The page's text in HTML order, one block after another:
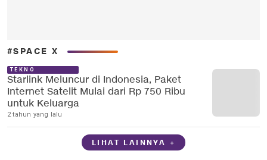
#SPACE X
TEKNO
Starlink Meluncur di Indonesia, Paket
Internet Satelit Mulai dari Rp 750 Ribu
untuk Keluarga
2 tahun yang lalu
LIHAT LAINNYA +